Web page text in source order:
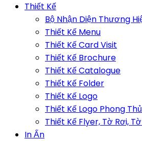
Thiết Kế
Bộ Nhận Diện Thương
Thiết Kế Menu
Thiết Kế Card Visit
Thiết Kế Brochure
Thiết Kế Catalogue
Thiết Kế Folder
Thiết Kế Logo
Thiết Kế Logo Phong
Thiết Kế Flyer, Tờ Rơi,
In Ấn